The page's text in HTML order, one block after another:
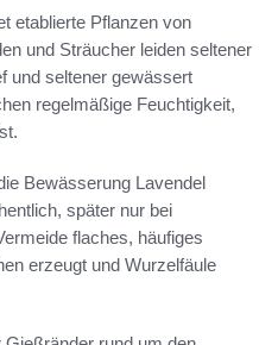
etablierte Pflanzen von
und Sträucher leiden seltener
und seltener gewässert
regelmäßige Feuchtigkeit,
Bewässerung Lavendel
später nur bei
flaches, häufiges
erzeugt und Wurzelfäule